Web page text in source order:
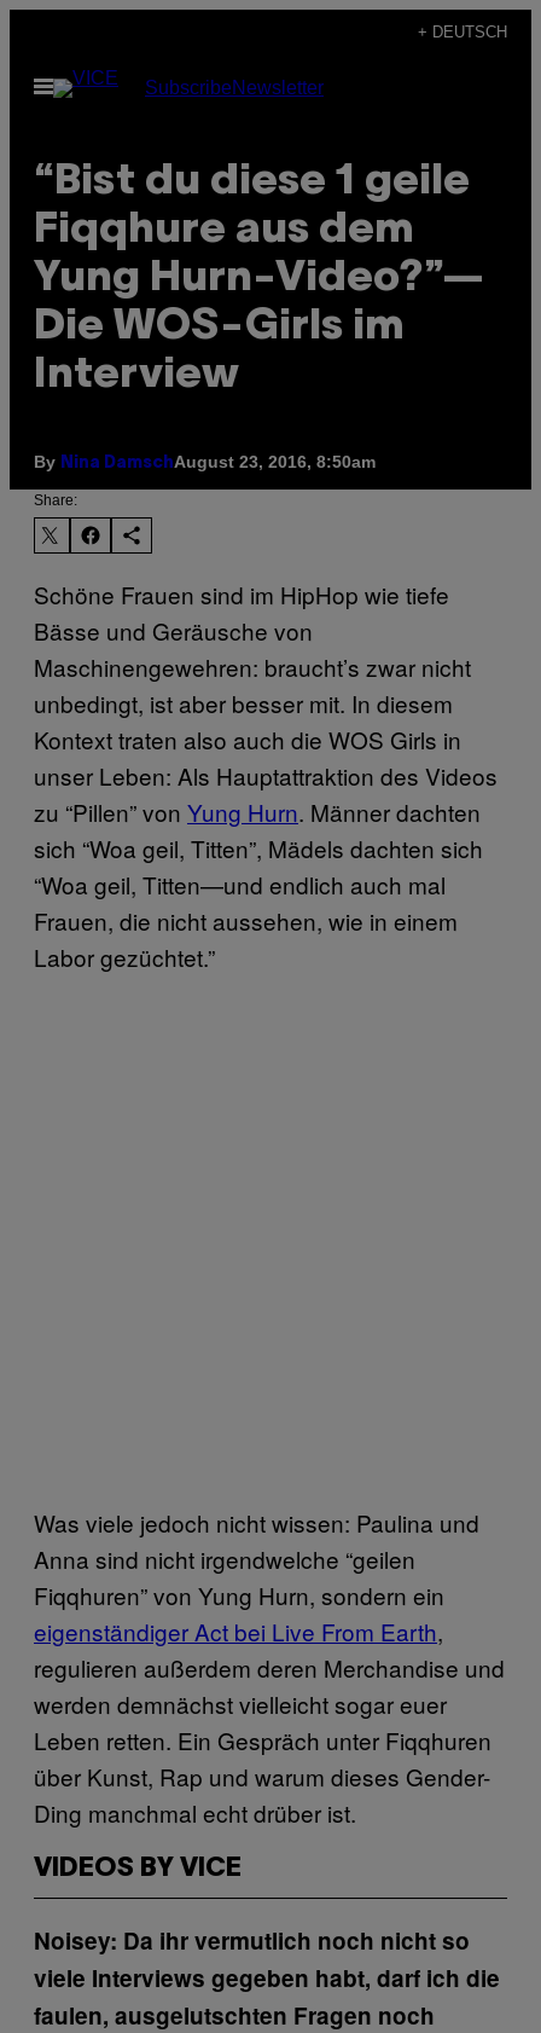
content
+ DEUTSCH
Open
Menu
SubscribeNewsletter
“Bist du diese 1 geile
Fiqqhure aus dem
Yung Hurn-Video?”—
Die WOS-Girls im
Interview
By Nina DamschAugust 23, 2016, 8:50am
Share:
Schöne Frauen sind im HipHop wie tiefe
Bässe und Geräusche von
Maschinengewehren: braucht’s zwar nicht
unbedingt, ist aber besser mit. In diesem
Kontext traten also auch die WOS Girls in
unser Leben: Als Hauptattraktion des Videos
zu “Pillen” von Yung Hurn. Männer dachten
sich “Woa geil, Titten”, Mädels dachten sich
“Woa geil, Titten—und endlich auch mal
Frauen, die nicht aussehen, wie in einem
Labor gezüchtet.”
Was viele jedoch nicht wissen: Paulina und
Anna sind nicht irgendwelche “geilen
Fiqqhuren” von Yung Hurn, sondern ein
eigenständiger Act bei Live From Earth,
regulieren außerdem deren Merchandise und
werden demnächst vielleicht sogar euer
Leben retten. Ein Gespräch unter Fiqqhuren
über Kunst, Rap und warum dieses Gender-
Ding manchmal echt drüber ist.
VIDEOS BY VICE
Noisey: Da ihr vermutlich noch nicht so
viele Interviews gegeben habt, darf ich die
faulen, ausgelutschten Fragen noch